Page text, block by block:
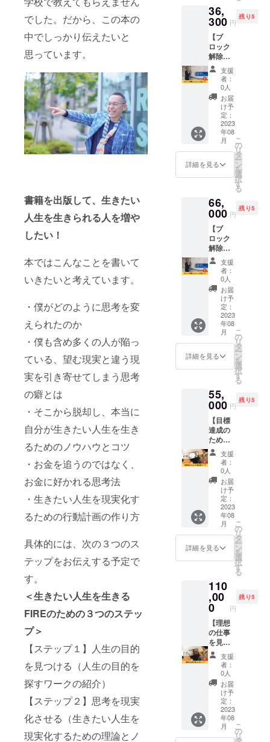
でした。だから、この本の
中でしっかり伝えたいと
思っています。
書籍を出版して、生きたい
人生を生きられる人を増や
したい！
本ではこんなことを書いて
いきたいと考えています。
・僕がどのように思考を変
えられたのか
・僕も含め多くの人が陥っ
ている、望む現実と違う現
実を引き寄せてしまう思考
の癖とは
・そこから脱却し、本当に
自分が生きたい人生を生き
るためのノウハウとコツ
・お金を追うのではなく、
お金に好かれる思考法
・生きたい人生を現実化す
るための行動計画の作り方
具体的には、次の３つのス
テップをお伝えする予定で
す。
＜生きたい人生を生きる
FIREのための３つのステッ
プ＞
【ステップ１】人生の目的
を見つける（人生の目的を
探すワークの紹介）
【ステップ２】思考を現実
化させる（生きたい人生を
現実化するための理論とノ
個人差
がござ
います
ことを
予めご
了承く
ださ
い。
限：
2023年
8月～
2024年
7月 ※詳
細は
メール
にて調
整いた
しま
す。 ※
リアル
での場
合は、
交通
食代は
別途頂
す。 ※
リアル
の場合
は、開
催場所
をご用
意くだ
さい。
根本原
因を取
ための
行動計
画を一
緒に立
てます
■詳細
・日
程：別
途調整
・時
間：1時
間×3回
所：
zoomま
・期
限：
2023年
8月～
2024年
7月 ※詳
細は
メール
にて調
整いた
しま
す。 ※
リアル
での場
合は、
費・飲
食代は
しま
す。 ※
リアル
の場合
は、開
催場所
をご用
意くだ
さい。
ニズム
を説明
します
・解決
したい
悩みを
お聞き
します
・なぜ
その悩
み事が
起こっ
てるの
か根本
原因
（思い
込み）
根本原
因を取
ための
行動計
画を一
緒に立
てます
■詳細
・日
程：別
途調整
・時
間：1時
間×6回
所：
zoomま
・期
限：
2023年
8月～
2024年
7月 ※詳
細は
メール
にて調
整いた
しま
す。 ※
リアル
での場
合は、
費・飲
食代は
しま
す。 ※
リアル
の場合
は、開
催場所
をご用
意くだ
さい。
だける
権利で
す。 1
時間の
セッ
ション
で、以
下のよ
うな流
れでブ
ロック
（思い
込み）
につい
て一緒
に考え
ていき
ならな
いの
は、自
分の中
にある
ブロッ
ク（思
い込
み）が
原因で
あるメ
カニズ
ムに関
して説
明しま
す ・ブ
ロック
ル（例
えばお
間関係
など）
を選択
してい
ただき
ます ・
何がブ
ロック
になっ
ている
かを調
べます
ロック
があれ
ブロッ
クを解
除して
す ■詳
細 ・日
程：別
途調整
・時
間：1時
間×1回
・場
所：
zoomま
たは東
京近郊
36,
300 円
残り5
【ブ
ロック
解除
セッ
ション3
回セッ
ト】 思
い込み
（ブ
ロッ
ク）を
外す
ヒーリ
ング
セッ
ション
ていた
だける
権利で
す。 1
時間の
セッ
ション
で、以
下のよ
うな流
れでブ
ロック
（思い
込み）
につい
て一緒
に考え
通りに
ならな
いの
は、自
分の中
にある
ブロッ
ク（思
い込
み）が
原因で
あるメ
カニズ
ムに関
して説
明しま
す ・ブ
ジャン
ル（例
えばお
金、人
間関係
など）
を選択
してい
ただき
ます ・
何がブ
ロック
になっ
ている
かを調
べます
支援
者：
0人
お届
け予
定：
2023
年08
月
詳細を見る
こ
の
リ
タ
ー
ン
を
選
択
す
る
66,
000 円
残り5
【ブ
ロック
解除
セッ
ション6
回セッ
ト】 思
い込み
（ブ
ロッ
ク）を
外す
ヒーリ
ング
セッ
ション
ていた
だける
権利で
す。 1
時間の
セッ
ション
で、以
下のよ
うな流
れでブ
ロック
（思い
込み）
につい
て一緒
に考え
通りに
ならな
いの
は、自
分の中
にある
ブロッ
ク（思
い込
み）が
原因で
あるメ
カニズ
ムに関
して説
明しま
す ・ブ
支援
者：
0人
お届
け予
定：
2023
年08
月
詳細を見る
こ
の
リ
タ
ー
ン
を
選
択
す
る
55,
000 円
残り5
【目標
達成の
ための
行動計
画ワー
ク】 目
標を達
成する
ための
ワーク
とライ
フプラ
ンニン
グ、マ
ネープ
ランニ
ワーク
を受け
ていた
だける
権利で
す。 1
時間×全
4回の
ワーク
をマン
ツーマ
ンで、
オンラ
インま
たはリ
アルに
て行い
支援
者：
0人
お届
け予
定：
2023
年08
月
詳細を見る
こ
の
リ
タ
ー
ン
を
選
択
す
る
110
,00
0 円
残り5
【理想
の仕事
を見つ
ける
ワー
ク】 自
分が本
当にや
りたい
仕事は
何なの
か？理
想の仕
支援
者：
0人
お届
け予
定：
2023
年08
月
こ
の
リ